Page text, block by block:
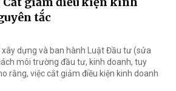
tắc
dựng và ban hành Luật Đầu tư (sửa
môi trường đầu tư, kinh doanh, tuy
rằng, việc cắt giảm điều kiện kinh doanh